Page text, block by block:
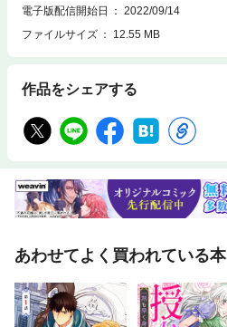
電子版配信開始日
2022/09/14
ファイルサイズ
12.55 MB
作品をシェアする
あわせてよく買われている本